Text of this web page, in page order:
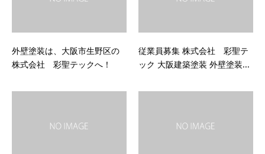
外壁塗装は、大阪市生野区の
株式会社 彩聖テックへ！
従業員募集 株式会社 彩聖テ
ック 大阪建築塗装 外壁塗装...